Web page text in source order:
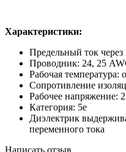
Характеристики:
Предельный ток через
Проводник: 24, 25
Рабочая температура:
Сопротивление
Рабочее напряжение:
Категория: 5е
Диэлектрик
переменного тока